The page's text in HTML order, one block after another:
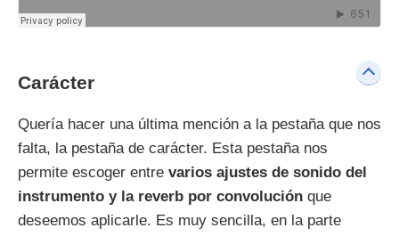
Carácter
Quería hacer una última mención a la pestaña que nos
falta, la pestaña de carácter. Esta pestaña nos
permite escoger entre varios ajustes de sonido del
instrumento y la reverb por convolución que
deseemos aplicarle. Es muy sencilla, en la parte